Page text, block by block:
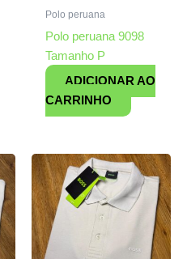
Polo peruana
Polo peruana 9098
Tamanho P
ADICIONAR AO
CARRINHO